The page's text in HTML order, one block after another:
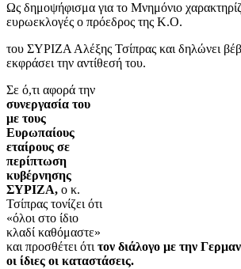
Ως δημοψήφισμα για το Μνημόνιο
ευρωεκλογές ο πρόεδρος της Κ.Ο.
του ΣΥΡΙΖΑ Αλέξης Τσίπρας και δηλώνει
εκφράσει την αντίθεσή του.
Σε ό,τι αφορά την
συνεργασία του
με τους
Ευρωπαίους
εταίρους σε
περίπτωση
κυβέρνησης
ΣΥΡΙΖΑ, ο κ.
Τσίπρας τονίζει ότι
«όλοι στο ίδιο
κλαδί καθόμαστε»
και προσθέτει ότι τον διάλογο με την
οι ίδιες οι καταστάσεις.